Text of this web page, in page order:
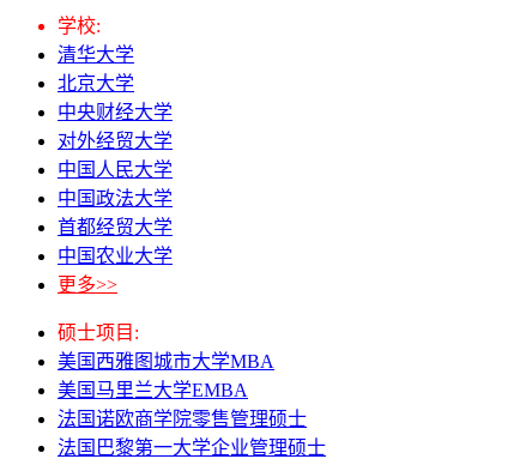
学校:
清华大学
北京大学
中央财经大学
对外经贸大学
中国人民大学
中国政法大学
首都经贸大学
中国农业大学
更多>>
硕士项目:
美国西雅图城市大学MBA
美国马里兰大学EMBA
法国诺欧商学院零售管理硕士
法国巴黎第一大学企业管理硕士